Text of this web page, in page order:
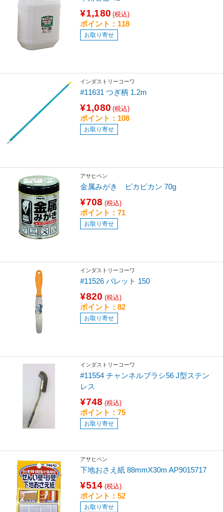
¥1,180 (税込)
ポイント：118
お取り寄せ
インダストリーコーワ
#11631 つぎ柄 1.2m
¥1,080 (税込)
ポイント：108
お取り寄せ
アサヒペン
金属みがき ピカピカン 70g
¥708 (税込)
ポイント：71
お取り寄せ
インダストリーコーワ
#11526 パレット 150
¥820 (税込)
ポイント：82
お取り寄せ
インダストリーコーワ
#11554 チャンネルブラシ56 J型ステン
レス
¥748 (税込)
ポイント：75
お取り寄せ
アサヒペン
下地おさえ紙 88mmX30m AP9015717
¥514 (税込)
ポイント：52
お取り寄せ